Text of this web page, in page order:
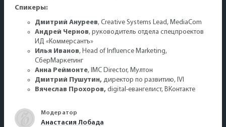
Спикеры:
Дмитрий Ануреев, Creative Systems Lead, MediaCom
Андрей Чернов, руководитель отдела спецпроектов
ИД «Коммерсантъ»
Илья Иванов, Head of Influence Marketing,
СберМаркетинг
Анна Реймонте, IMC Director, Мултон
Дмитрий Пушутин, директор по развитию, IVI
Вячеслав Прохоров, digital-евангелист, ВКонтакте
Модератор
Анастасия Лобада